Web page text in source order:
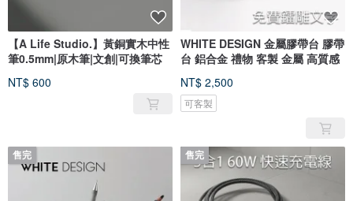
【A Life Studio.】黃銅實木中性
筆0.5mm|原木筆|文創|可換筆芯
NT$ 600
WHITE DESIGN 金屬膠帶台 膠帶
台 鋁合金 禮物 客製 金屬 高質感
NT$ 2,500
可客製
售完 售完